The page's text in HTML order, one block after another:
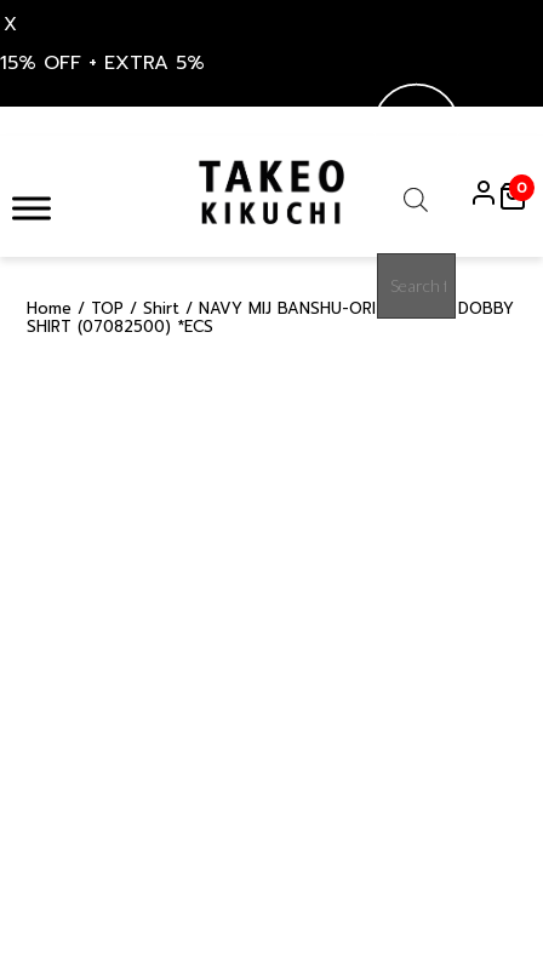
X
15% OFF + EXTRA 5%
content
search
0
Home / TOP / Shirt / NAVY MIJ BANSHU-ORI STRETCH DOBBY
SHIRT (07082500) *ECS
50%